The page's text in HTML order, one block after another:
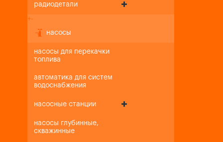
радиодетали
+-
насосы
насосы для перекачки
топлива
автоматика для систем
водоснабжения
насосные станции
насосы глубинные,
скважинные